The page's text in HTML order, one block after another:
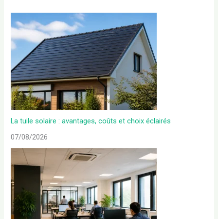
La tuile solaire : avantages, coûts et choix éclairés
07/08/2026